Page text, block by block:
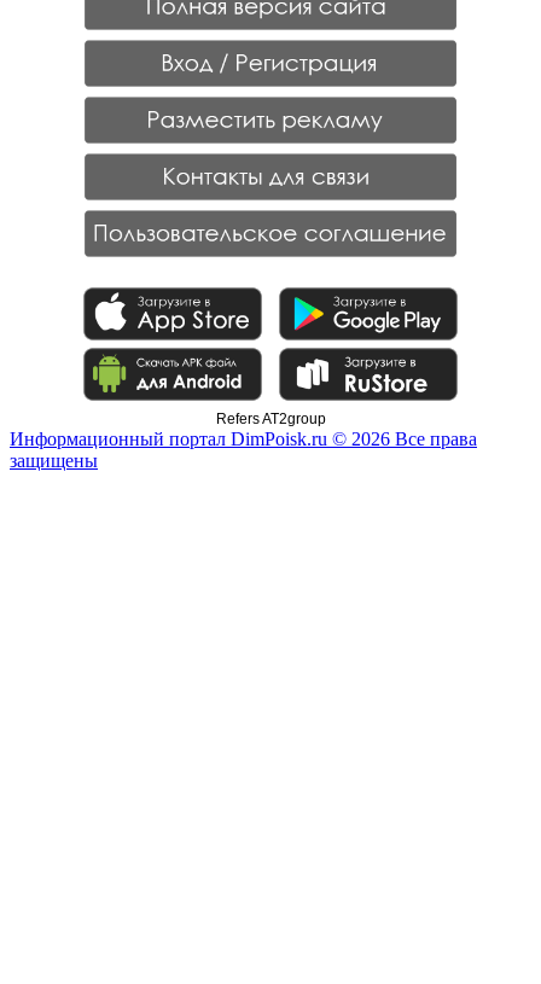
Refers AT2group
Информационный портал DimPoisk.ru © 2026 Все права
защищены